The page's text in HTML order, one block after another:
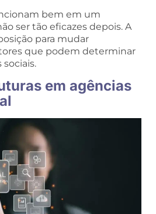
bem em um
ser tão eficazes depois. A
para mudar
que podem determinar
sociais.
em agências